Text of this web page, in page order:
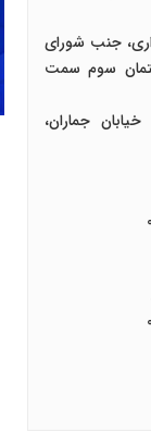
فرمانداری، جنب شورای
سوم سمت
جماران،